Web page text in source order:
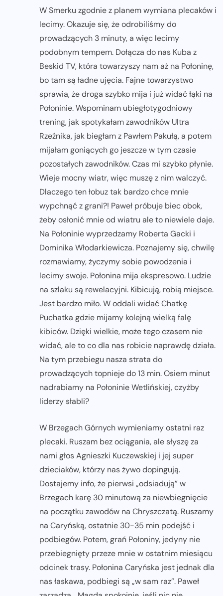
W Smerku zgodnie z planem wymiana plecaków i
lecimy. Okazuje się, że odrobiliśmy do
prowadzących 3 minuty, a więc lecimy
podobnym tempem. Dołącza do nas Kuba z
Beskid TV, która towarzyszy nam aż na Połoninę,
bo tam są ładne ujęcia. Fajne towarzystwo
sprawia, że droga szybko mija i już widać łąki na
Połoninie. Wspominam ubiegłotygodniowy
trening, jak spotykałam zawodników Ultra
Rzeźnika, jak biegłam z Pawłem Pakułą, a potem
mijałam goniących go jeszcze w tym czasie
pozostałych zawodników. Czas mi szybko płynie.
Wieje mocny wiatr, więc muszę z nim walczyć.
Dlaczego ten łobuz tak bardzo chce mnie
wypchnąć z grani?! Paweł próbuje biec obok,
żeby osłonić mnie od wiatru ale to niewiele daje.
Na Połoninie wyprzedzamy Roberta Gacki i
Dominika Włodarkiewicza. Poznajemy się, chwilę
rozmawiamy, życzymy sobie powodzenia i
lecimy swoje. Połonina mija ekspresowo. Ludzie
na szlaku są rewelacyjni. Kibicują, robią miejsce.
Jest bardzo miło. W oddali widać Chatkę
Puchatka gdzie mijamy kolejną wielką falę
kibiców. Dzięki wielkie, może tego czasem nie
widać, ale to co dla nas robicie naprawdę działa.
Na tym przebiegu nasza strata do
prowadzących topnieje do 13 min. Osiem minut
nadrabiamy na Połoninie Wetlińskiej, czyżby
liderzy słabli?
W Brzegach Górnych wymieniamy ostatni raz
plecaki. Ruszam bez ociągania, ale słyszę za
nami głos Agnieszki Kuczewskiej i jej super
dzieciaków, którzy nas żywo dopingują.
Dostajemy info, że pierwsi „odsiadują” w
Brzegach karę 30 minutową za niewbiegnięcie
na początku zawodów na Chryszczatą. Ruszamy
na Caryńską, ostatnie 30-35 min podejść i
podbiegów. Potem, grań Połoniny, jedyny nie
przebiegnięty przeze mnie w ostatnim miesiącu
odcinek trasy. Połonina Caryńska jest jednak dla
nas łaskawa, podbiegi są „w sam raz”. Paweł